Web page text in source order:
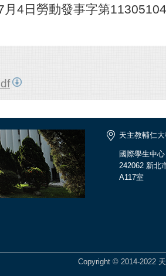
月4日勞動發事字第
天主教輔仁
國際學生中心
242062 新北
A117室
Copyright © 2014-2022